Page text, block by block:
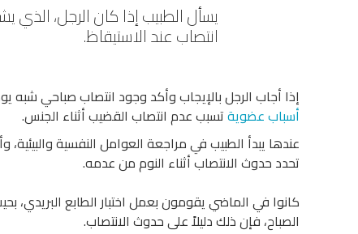
يسأل الطبيب إذا كان الرجل،
انتصاب عند الاستيقاظ.
إذا أجاب الرجل بالإيجاب وأكد وجود انتصاب صباحي
أسباب عضويةتسبب عدم انتصاب القضيب أثناء الجنس.
عندها يبدأ الطبيب في مراجعة العوامل النفسية
تحدد حدوث الانتصاب أثناء النوم من عدمه.
كانوا في الماضي يقومون بعمل اختبار الطابع البريدي،
الصباح، فإن ذلك دليلاً على حدوث الانتصاب.